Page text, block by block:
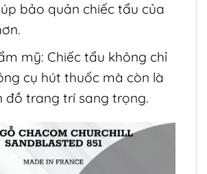
bảo quản chiếc tẩu của
mỹ: Chiếc tẩu không chỉ
cụ hút thuốc mà còn là
đồ trang trí sang trọng.